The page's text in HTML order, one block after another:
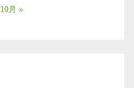
10月 »